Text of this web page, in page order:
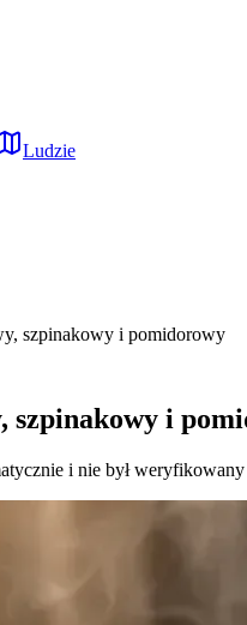
Ludzie
szpinakowy i pomidorowy
szpinakowy i
i nie był weryfikowany